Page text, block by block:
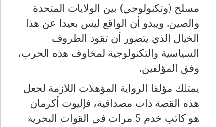
مسلح (وتكنولوجي) بين الولايات المتحدة
والصين. ويبدو أن الواقع ليس بعيدا عن هذا
الخيال الذي يتصور أن تقود الظروف
السياسية والتكنولوجية لمخاوف هذه الحرب،
وفق المؤلفين.
يمتلك مؤلفا الرواية المؤهلات اللازمة لجعل
هذه القصة ذات مصداقية، فإليوت أكرمان
هو كاتب خدم 5 مرات في القوات البحرية